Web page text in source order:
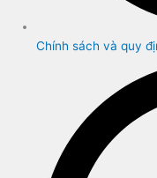
Chính sách và quy